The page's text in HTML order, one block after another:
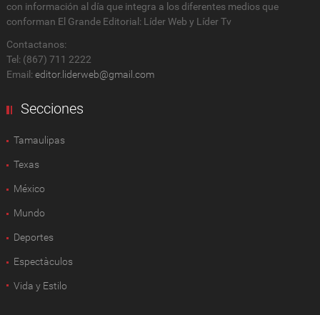
con información al día que integra a los diferentes medios que
conforman El Grande Editorial: Líder Web y Líder Tv
Contactanos:
Tel: (867) 711 2222
Email: editor.liderweb@gmail.com
Secciones
Tamaulipas
Texas
México
Mundo
Deportes
Espectàculos
Vida y Estilo